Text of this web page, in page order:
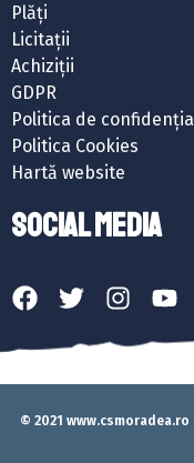
Plăți
Licitații
Achiziții
GDPR
Politica de
Politica Cookies
Hartă website
SOCIAL MEDIA
© 2021